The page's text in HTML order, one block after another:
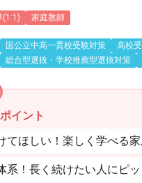
(1:1) 家庭教師
国公立中高一貫校受験対策 高校
総合型選抜・学校推薦型選抜対策
イント
てほしい！楽しく学べる
系！長く続けたい人にピッ